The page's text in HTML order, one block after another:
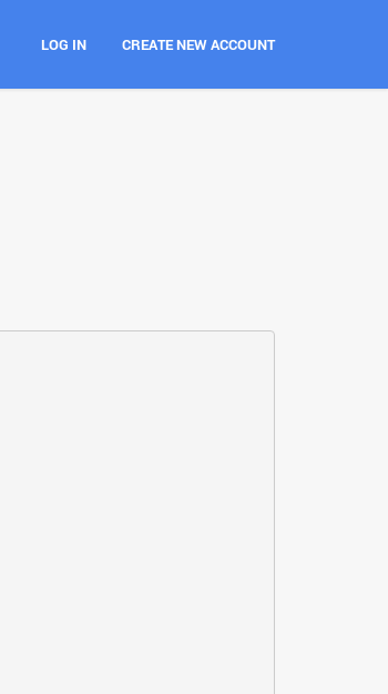
LOG IN CREATE NEW ACCOUNT